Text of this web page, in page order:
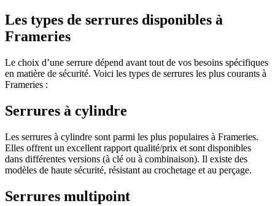
Les types de serrures disponibles à
Frameries
Le choix d’une serrure dépend avant tout de vos besoins spécifiques
en matière de sécurité. Voici les types de serrures les plus courants à
Frameries :
Serrures à cylindre
Les serrures à cylindre sont parmi les plus populaires à Frameries.
Elles offrent un excellent rapport qualité/prix et sont disponibles
dans différentes versions (à clé ou à combinaison). Il existe des
modèles de haute sécurité, résistant au crochetage et au perçage.
Serrures multipoint